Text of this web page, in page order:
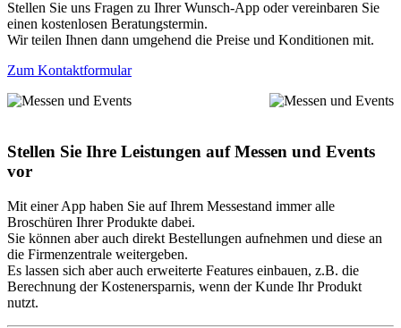
Stellen Sie uns Fragen zu Ihrer Wunsch-App oder vereinbaren Sie
einen kostenlosen Beratungstermin.
Wir teilen Ihnen dann umgehend die Preise und Konditionen mit.
Zum Kontaktformular
Stellen Sie Ihre Leistungen auf Messen und Events
vor
Mit einer App haben Sie auf Ihrem Messestand immer alle
Broschüren Ihrer Produkte dabei.
Sie können aber auch direkt Bestellungen aufnehmen und diese an
die Firmenzentrale weitergeben.
Es lassen sich aber auch erweiterte Features einbauen, z.B. die
Berechnung der Kostenersparnis, wenn der Kunde Ihr Produkt
nutzt.